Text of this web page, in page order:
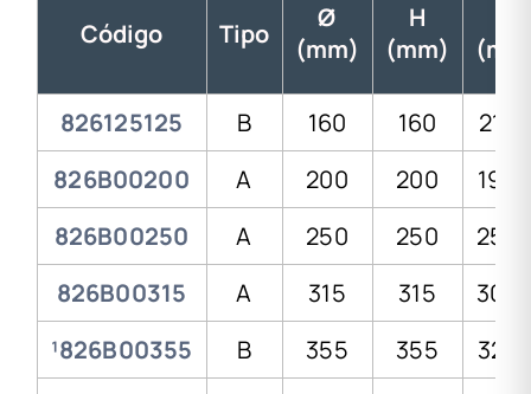
Código Tipo
Ø
(mm)
H
(mm)
826125125 B 160 160
826B00200
A 200 200
826B00250
A 250 250
826B00315
A 315 315
¹826B00355
B 355 355